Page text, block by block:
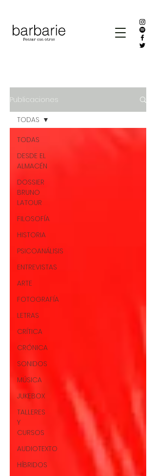
Publicaciones
TODAS
DESDE EL
ALMACÉN
DOSSIER
BRUNO
LATOUR
FILOSOFÍA
HISTORIA
PSICOANÁLISIS
ENTREVISTAS
ARTE
FOTOGRAFÍA
LETRAS
CRÍTICA
CRÓNICA
SONIDOS
MÚSICA
JUKEBOX
TALLERES
Y
CURSOS
AUDIOTEXTO
HÍBRIDOS
TODAS